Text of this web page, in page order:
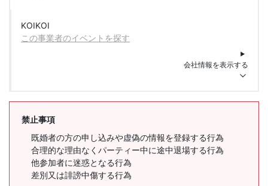
KOIKOI
この事業者のイベントを探す
会社情報を表示する
禁止事項
既婚者の方の申し込みや虚偽の情報を登録する行為
合理的な理由なくパーティー中に途中退場する行為
他参加者に迷惑となる行為
差別又は誹謗中傷する行為